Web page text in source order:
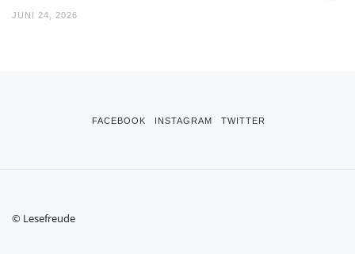
JUNI 24, 2026
FACEBOOK INSTAGRAM TWITTER
© Lesefreude